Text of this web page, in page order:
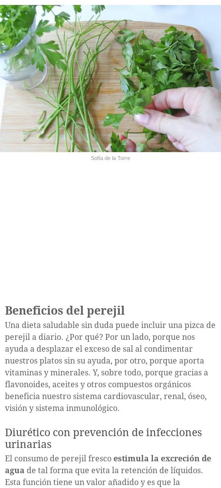
Sofía de la Torre
Beneficios del perejil
Una dieta saludable sin duda puede incluir una pizca de
perejil a diario. ¿Por qué? Por un lado, porque nos
ayuda a desplazar el exceso de sal al condimentar
nuestros platos sin su ayuda, por otro, porque aporta
vitaminas y minerales. Y, sobre todo, porque gracias a
flavonoides, aceites y otros compuestos orgánicos
beneficia nuestro sistema cardiovascular, renal, óseo,
visión y sistema inmunológico.
Diurético con prevención de infecciones
urinarias
El consumo de perejil fresco estimula la excreción de
agua de tal forma que evita la retención de líquidos.
Esta función tiene un valor añadido y es que la